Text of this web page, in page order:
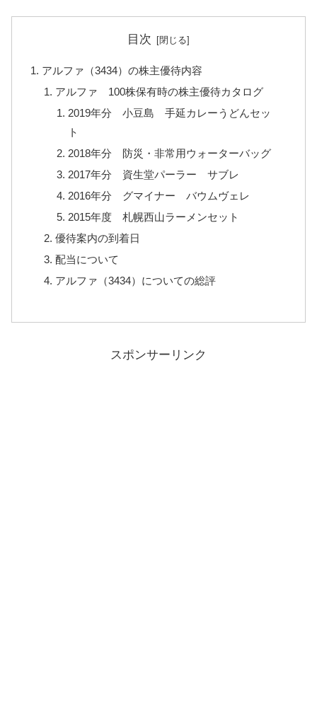
目次
アルファ（3434）の株主優待内容
アルファ 100株保有時の株主優待カタログ
2019年分 小豆島 手延カレーうどんセッ
ト
2018年分 防災・非常用ウォーターバッグ
2017年分 資生堂パーラー サブレ
2016年分 グマイナー バウムヴェレ
2015年度 札幌西山ラーメンセット
優待案内の到着日
配当について
アルファ（3434）についての総評
スポンサーリンク